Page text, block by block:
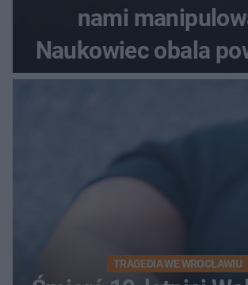
nami
Naukowiec obala
od lat mity na ich
TRAGEDIA WE WROCŁAWIU